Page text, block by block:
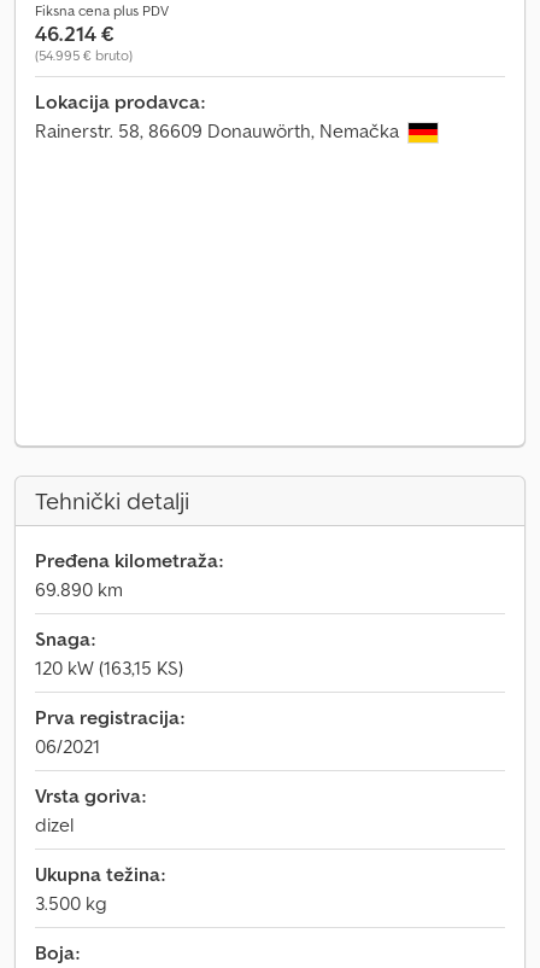
Fiksna cena plus PDV
46.214 €
(54.995 € bruto)
Lokacija prodavca:
Rainerstr. 58, 86609 Donauwörth, Nemačka
Tehnički detalji
Pređena kilometraža:
69.890 km
Snaga:
120 kW (163,15 KS)
Prva registracija:
06/2021
Vrsta goriva:
dizel
Ukupna težina:
3.500 kg
Boja: